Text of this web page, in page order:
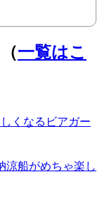
一覧はこ
くなるビアガー
涼船がめちゃ楽し